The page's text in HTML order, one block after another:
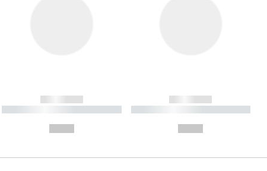
------------
----------- ----------- ----------
------------
----------- ----------- ----------